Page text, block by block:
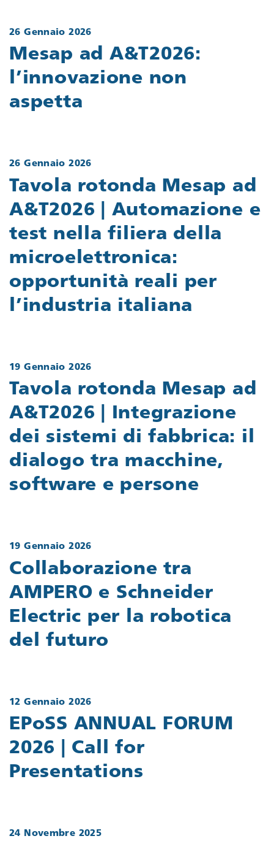
26 Gennaio 2026
Mesap ad A&T2026:
l’innovazione non
aspetta
26 Gennaio 2026
Tavola rotonda Mesap ad
A&T2026 | Automazione e
test nella filiera della
microelettronica:
opportunità reali per
l’industria italiana
19 Gennaio 2026
Tavola rotonda Mesap ad
A&T2026 | Integrazione
dei sistemi di fabbrica: il
dialogo tra macchine,
software e persone
19 Gennaio 2026
Collaborazione tra
AMPERO e Schneider
Electric per la robotica
del futuro
12 Gennaio 2026
EPoSS ANNUAL FORUM
2026 | Call for
Presentations
24 Novembre 2025